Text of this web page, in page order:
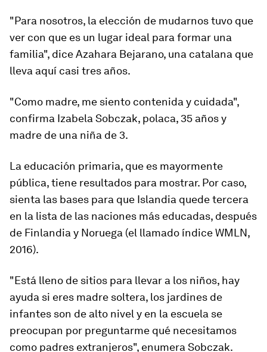
"Para nosotros, la elección de mudarnos tuvo que
ver con que es un lugar ideal para formar una
familia", dice Azahara Bejarano, una catalana que
lleva aquí casi tres años.
"Como madre, me siento contenida y cuidada",
confirma Izabela Sobczak, polaca, 35 años y
madre de una niña de 3.
La educación primaria, que es mayormente
pública, tiene resultados para mostrar. Por caso,
sienta las bases para que Islandia quedetercera
en la lista de las naciones más educadas, después
de Finlandia y Noruega (el llamado índice WMLN,
2016).
"Está lleno de sitios para llevar a los niños, hay
ayuda si eres madre soltera, los jardines de
infantes son de alto nivel y en la escuela se
preocupan por preguntarme qué necesitamos
como padres extranjeros", enumera Sobczak.